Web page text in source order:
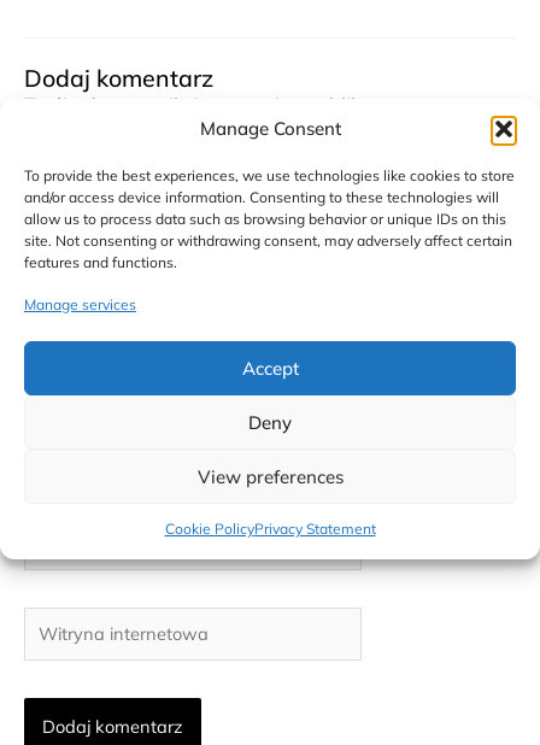
Manage Consent
To provide the best experiences, we use technologies like cookies to store
and/or access device information. Consenting to these technologies will
allow us to process data such as browsing behavior or unique IDs on this
site. Not consenting or withdrawing consent, may adversely affect certain
features and functions.
Manage services
Accept
Deny
View preferences
Cookie PolicyPrivacy Statement
Dodaj komentarz
Twój adres email nie zostanie opublikowany.
Wymagane pola są oznaczone*
Komentarz*
internetowa